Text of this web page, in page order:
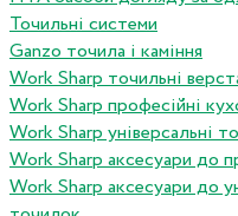
Точильні системи
Ganzo точила і каміння
Work Sharp точильні
Work Sharp професiйнi
Work Sharp унiверсальнi
Work Sharp аксесуари до
Work Sharp аксесуари до